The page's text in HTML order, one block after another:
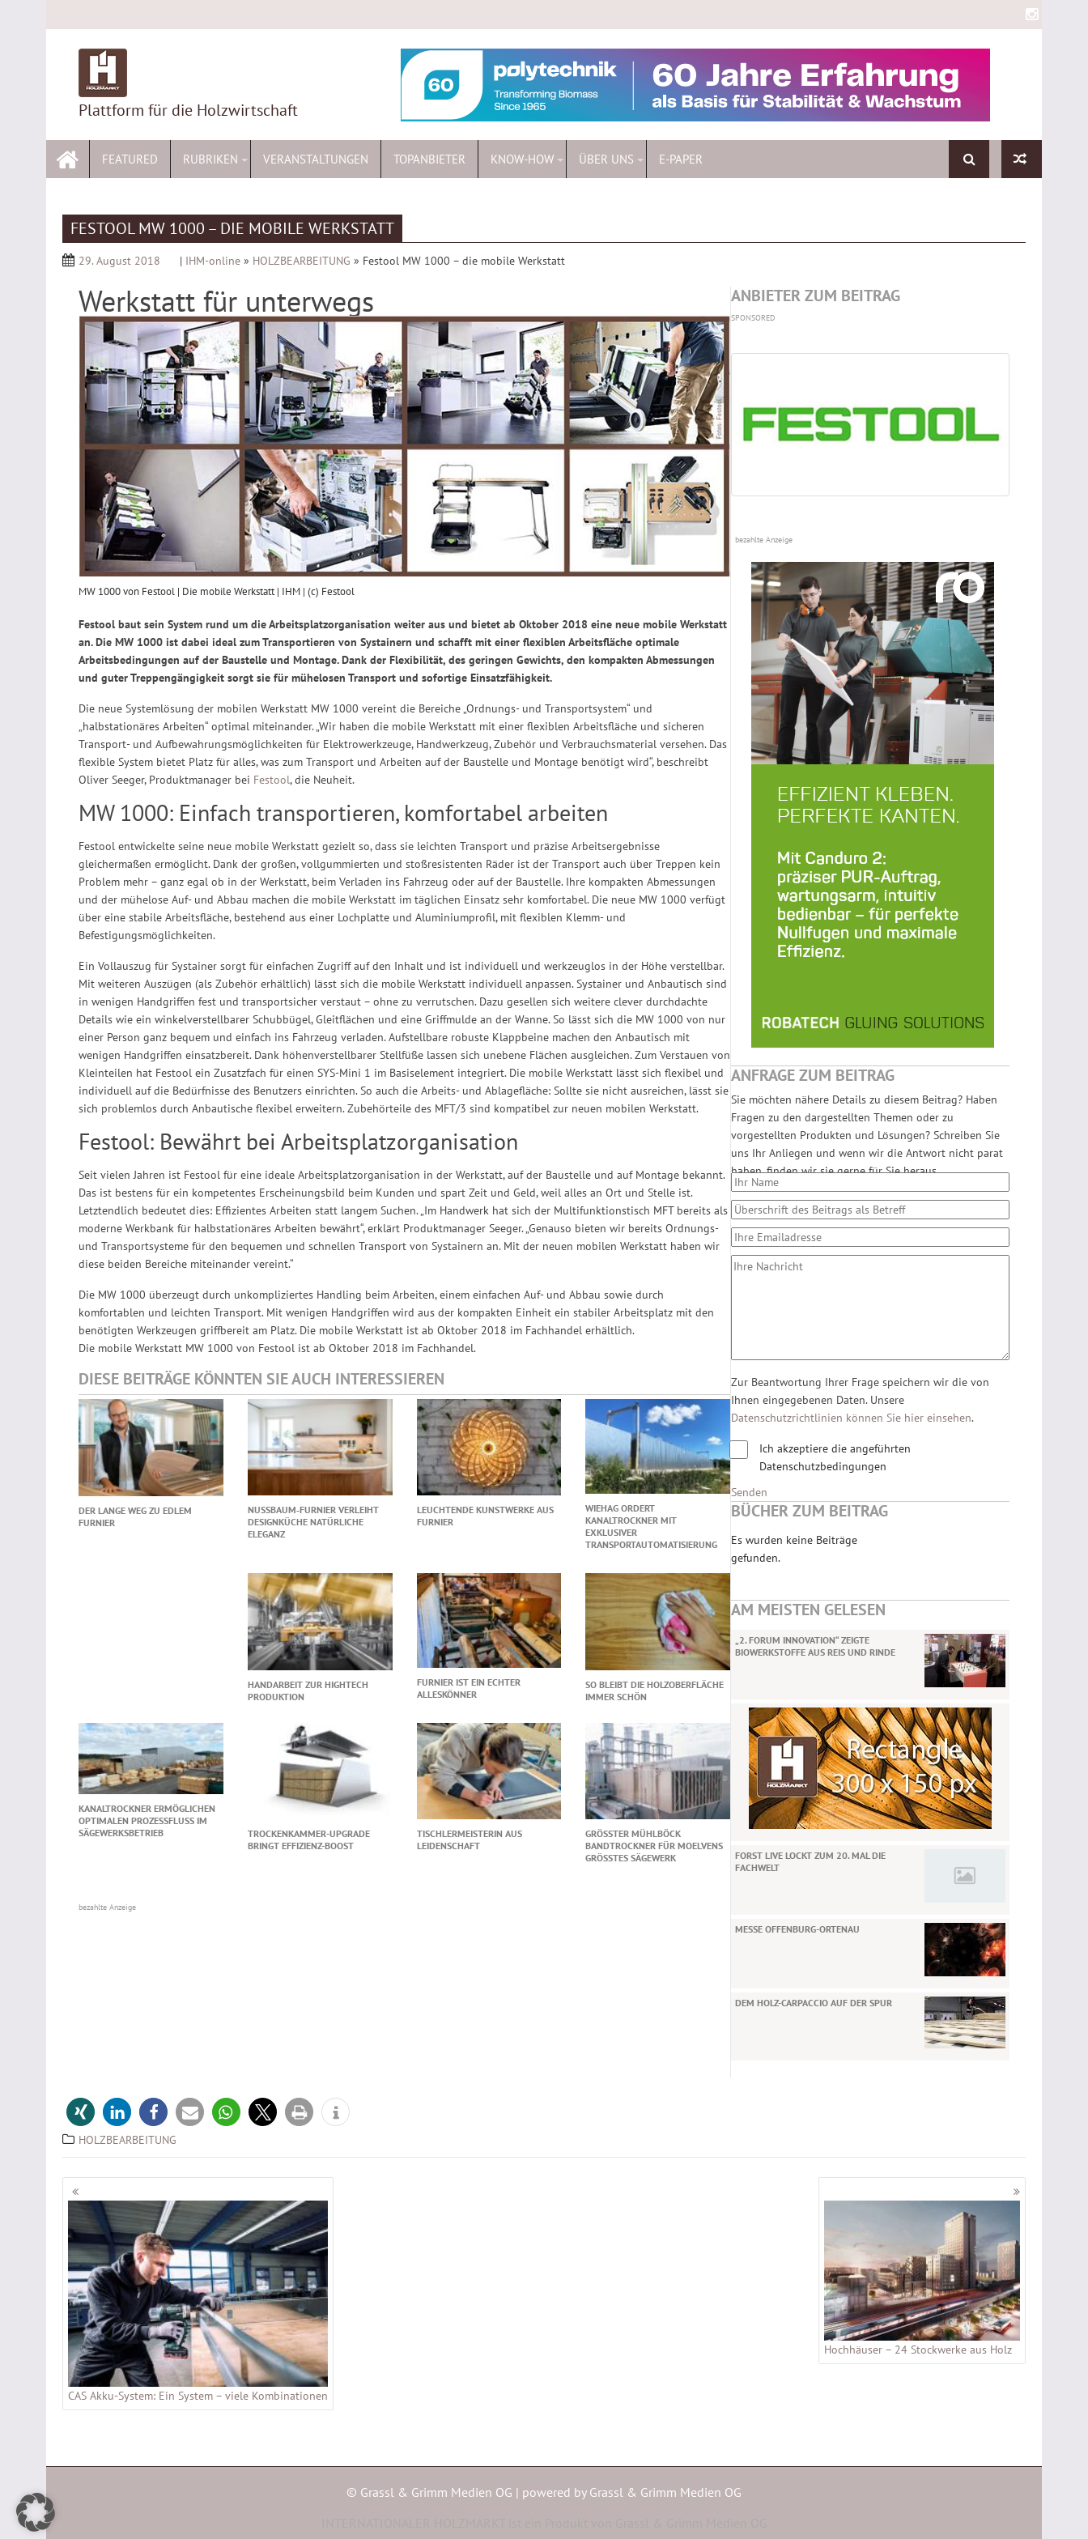
to
Plattform für die Holzwirtschaft
FEATURED RUBRIKEN VERANSTALTUNGEN TOPANBIETER KNOW-HOW ÜBER UNS E-PAPER
FESTOOL MW 1000 – DIE MOBILE WERKSTATT
29. August 2018 | IHM-online » HOLZBEARBEITUNG » Festool MW 1000 – die mobile Werkstatt
Werkstatt für unterwegs
MW 1000 von Festool | Die mobile Werkstatt | IHM | (c) Festool
Festool baut sein System rund um die Arbeitsplatzorganisation weiter aus und bietet ab Oktober 2018 eine neue mobile Werkstatt
an. Die MW 1000 ist dabei ideal zum Transportieren von Systainern und schafft mit einer flexiblen Arbeitsfläche optimale
Arbeitsbedingungen auf der Baustelle und Montage. Dank der Flexibilität, des geringen Gewichts, den kompakten Abmessungen
und guter Treppengängigkeit sorgt sie für mühelosen Transport und sofortige Einsatzfähigkeit.
Die neue Systemlösung der mobilen Werkstatt MW 1000 vereint die Bereiche „Ordnungs- und Transportsystem“ und
„halbstationäres Arbeiten“ optimal miteinander. „Wir haben die mobile Werkstatt mit einer flexiblen Arbeitsfläche und sicheren
Transport- und Aufbewahrungsmöglichkeiten für Elektrowerkzeuge, Handwerkzeug, Zubehör und Verbrauchsmaterial versehen. Das
flexible System bietet Platz für alles, was zum Transport und Arbeiten auf der Baustelle und Montage benötigt wird“, beschreibt
Oliver Seeger, Produktmanager bei Festool, die Neuheit.
MW 1000: Einfach transportieren, komfortabel arbeiten
Festool entwickelte seine neue mobile Werkstatt gezielt so, dass sie leichten Transport und präzise Arbeitsergebnisse
gleichermaßen ermöglicht. Dank der großen, vollgummierten und stoßresistenten Räder ist der Transport auch über Treppen kein
Problem mehr – ganz egal ob in der Werkstatt, beim Verladen ins Fahrzeug oder auf der Baustelle. Ihre kompakten Abmessungen
und der mühelose Auf- und Abbau machen die mobile Werkstatt im täglichen Einsatz sehr komfortabel. Die neue MW 1000 verfügt
über eine stabile Arbeitsfläche, bestehend aus einer Lochplatte und Aluminiumprofil, mit flexiblen Klemm- und
Befestigungsmöglichkeiten.
Ein Vollauszug für Systainer sorgt für einfachen Zugriff auf den Inhalt und ist individuell und werkzeuglos in der Höhe verstellbar.
Mit weiteren Auszügen (als Zubehör erhältlich) lässt sich die mobile Werkstatt individuell anpassen. Systainer und Anbautisch sind
in wenigen Handgriffen fest und transportsicher verstaut – ohne zu verrutschen. Dazu gesellen sich weitere clever durchdachte
Details wie ein winkelverstellbarer Schubbügel, Gleitflächen und eine Griffmulde an der Wanne. So lässt sich die MW 1000 von nur
einer Person ganz bequem und einfach ins Fahrzeug verladen. Aufstellbare robuste Klappbeine machen den Anbautisch mit
wenigen Handgriffen einsatzbereit. Dank höhenverstellbarer Stellfüße lassen sich unebene Flächen ausgleichen. Zum Verstauen von
Kleinteilen hat Festool ein Zusatzfach für einen SYS-Mini 1 im Basiselement integriert. Die mobile Werkstatt lässt sich flexibel und
individuell auf die Bedürfnisse des Benutzers einrichten. So auch die Arbeits- und Ablagefläche: Sollte sie nicht ausreichen, lässt sie
sich problemlos durch Anbautische flexibel erweitern. Zubehörteile des MFT/3 sind kompatibel zur neuen mobilen Werkstatt.
Festool: Bewährt bei Arbeitsplatzorganisation
Seit vielen Jahren ist Festool für eine ideale Arbeitsplatzorganisation in der Werkstatt, auf der Baustelle und auf Montage bekannt.
Das ist bestens für ein kompetentes Erscheinungsbild beim Kunden und spart Zeit und Geld, weil alles an Ort und Stelle ist.
Letztendlich bedeutet dies: Effizientes Arbeiten statt langem Suchen. „Im Handwerk hat sich der Multifunktionstisch MFT bereits als
moderne Werkbank für halbstationäres Arbeiten bewährt“, erklärt Produktmanager Seeger. „Genauso bieten wir bereits Ordnungs-
und Transportsysteme für den bequemen und schnellen Transport von Systainern an. Mit der neuen mobilen Werkstatt haben wir
diese beiden Bereiche miteinander vereint.“
Die MW 1000 überzeugt durch unkompliziertes Handling beim Arbeiten, einem einfachen Auf- und Abbau sowie durch
komfortablen und leichten Transport. Mit wenigen Handgriffen wird aus der kompakten Einheit ein stabiler Arbeitsplatz mit den
benötigten Werkzeugen griffbereit am Platz. Die mobile Werkstatt ist ab Oktober 2018 im Fachhandel erhältlich.
Die mobile Werkstatt MW 1000 von Festool ist ab Oktober 2018 im Fachhandel.
DIESE BEITRÄGE KÖNNTEN SIE AUCH INTERESSIEREN
DER LANGE WEG ZU EDLEM
FURNIER
NUSSBAUM‑FURNIER VERLEIHT
DESIGNKÜCHE NATÜRLICHE
ELEGANZ
LEUCHTENDE KUNSTWERKE AUS
FURNIER
WIEHAG ORDERT
KANALTROCKNER MIT
EXKLUSIVER
TRANSPORTAUTOMATISIERUNG
HANDARBEIT ZUR HIGHTECH
PRODUKTION
FURNIER IST EIN ECHTER
ALLESKÖNNER
SO BLEIBT DIE HOLZOBERFLÄCHE
IMMER SCHÖN
KANALTROCKNER ERMÖGLICHEN
OPTIMALEN PROZESSFLUSS IM
SÄGEWERKSBETRIEB
TROCKENKAMMER-UPGRADE
BRINGT EFFIZIENZ-BOOST
TISCHLERMEISTERIN AUS
LEIDENSCHAFT
GRÖSSTER MÜHLBÖCK B
ANDTROCKNER FÜR MOELVENS G
RÖSSTES SÄGEWERK
bezahlte Anzeige
ANBIETER ZUM BEITRAG
SPONSORED
bezahlte Anzeige
ANFRAGE ZUM BEITRAG
Sie möchten nähere Details zu diesem Beitrag? Haben
Fragen zu den dargestellten Themen oder zu
vorgestellten Produkten und Lösungen? Schreiben Sie
uns Ihr Anliegen und wenn wir die Antwort nicht parat
haben, finden wir sie gerne für Sie heraus.
Zur Beantwortung Ihrer Frage speichern wir die von
Ihnen eingegebenen Daten. Unsere
Datenschutzrichtlinien können Sie hier einsehen.
Ich akzeptiere die angeführten
Datenschutzbedingungen
Senden
BÜCHER ZUM BEITRAG
Es wurden keine Beiträge
gefunden.
AM MEISTEN GELESEN
„2. FORUM INNOVATION“ ZEIGTE
BIOWERKSTOFFE AUS REIS UND RINDE
FORST LIVE LOCKT ZUM 20. MAL DIE
FACHWELT
MESSE OFFENBURG-ORTENAU
DEM HOLZ-CARPACCIO AUF DER SPUR
HOLZBEARBEITUNG
Beitragsnavigation
CAS Akku-System: Ein System – viele Kombinationen
Hochhäuser – 24 Stockwerke aus Holz
© Grassl & Grimm Medien OG | powered by Grassl & Grimm Medien OG